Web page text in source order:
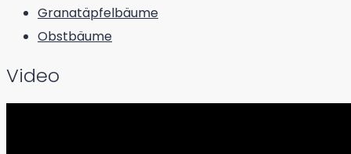
Granatäpfelbäume
Obstbäume
Video